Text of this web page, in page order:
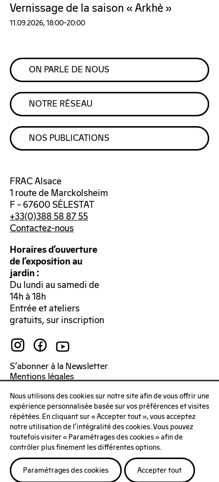
Vernissage de la saison « Arkhè »
11.09.2026, 18:00–20:00
ON PARLE DE NOUS
NOTRE RÉSEAU
NOS PUBLICATIONS
FRAC Alsace
1 route de Marckolsheim
F – 67600 SÉLESTAT
+33(0)388 58 87 55
Contactez-nous
Horaires d’ouverture
de l’exposition au
jardin :
Du lundi au samedi de
14h à 18h
Entrée et ateliers
gratuits, sur inscription
S’abonner à la Newsletter
Mentions légales
Nous utilisons des cookies sur notre site afin de vous offrir une
expérience personnalisée basée sur vos préférences et visites
répétées. En cliquant sur « Accepter tout », vous acceptez
notre utilisation de l'intégralité des cookies. Vous pouvez
toutefois visiter « Paramétrages des cookies » afin de
contrôler plus finement les différentes options.
Paramétrages des cookies Accepter tout